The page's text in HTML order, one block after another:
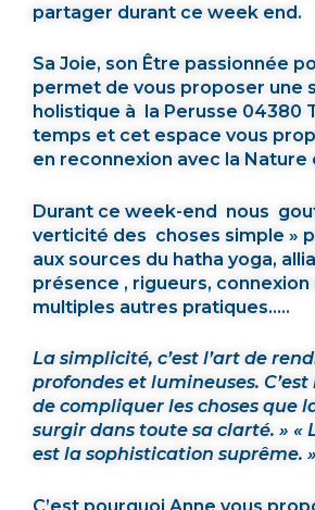
partager durant ce week end.
Sa Joie, son Être passionnée
permet de vous proposer une
holistique à la Perusse 04380
temps et cet espace vous
en reconnexion avec la Nature
Durant ce week-end nous
verticité des choses simple »
aux sources du hatha yoga,
présence , rigueurs, connexion
multiples autres pratiques…..
La simplicité, c’est l’art de
profondes et lumineuses. C’est
de compliquer les choses que
surgir dans toute sa clarté. » «
est la sophistication suprême.